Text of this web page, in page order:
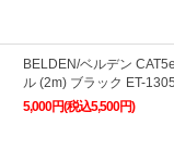
BELDEN/ベルデン
ル (2m) ブラック ET-
5,000円(税込5,500円)